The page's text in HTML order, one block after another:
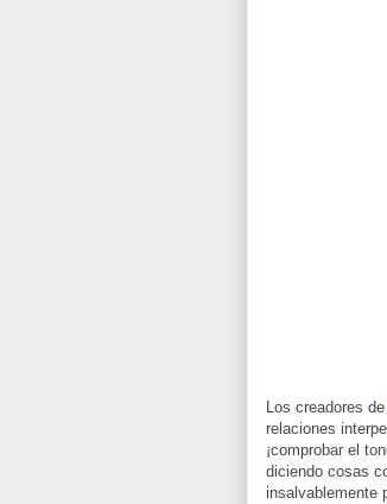
Los creadores de
relaciones
¡comprobar el
diciendo cosas
insalvablemente